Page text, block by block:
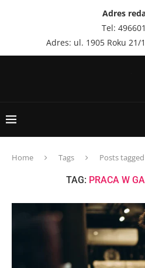
Adres
Tel:
Adres: ul. 1905 Roku 21/
Home Tags Posts
TAG: PRACA W